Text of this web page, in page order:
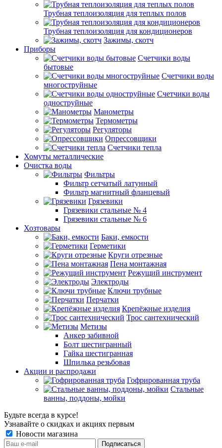
Трубная теплоизоляция для теплых полов
Трубная теплоизоляция для кондиционеров
Зажимы, скотч
Приборы
Счетчики воды
бытовые
Счетчики воды
многоструйные
Счетчики воды
одноструйные
Манометры
Термометры
Регуляторы
Опрессовщики
Счетчики тепла
Хомуты металлические
Очистка воды
Фильтры
Фильтр сетчатый латунный
Фильтр магнитный фланцевый
Грязевики
Грязевики стальные № 4
Грязевики стальные № 6
Хозтовары
Баки, емкости
Герметики
Круги отрезные
Пена монтажная
Режущий инструмент
Электроды
Ключи трубные
Перчатки
Крепёжные изделия
Трос сантехнический
Метизы
Анкер забивной
Болт шестигранный
Гайка шестигранная
Шпилька резьбовая
Акции и распродажи
Гофрированная труба
Стальные
ванны, поддоны, мойки
Будьте всегда в курсе!
Узнавайте о скидках и акциях первым
Новости магазина